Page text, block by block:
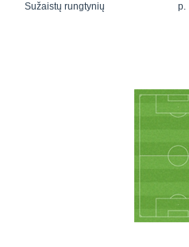
Snaigės taurė
Sužaistų rungtynių
p.